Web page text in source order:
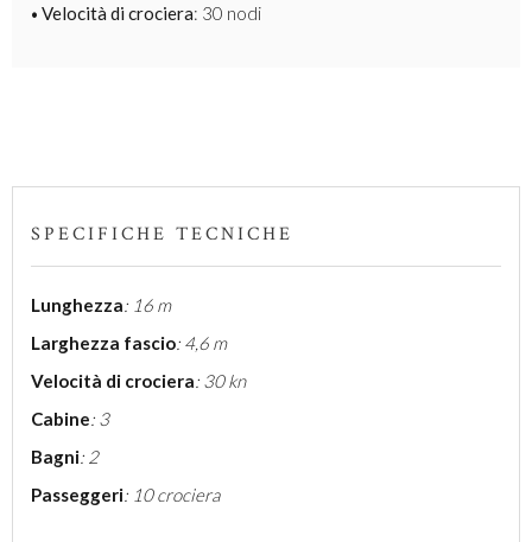
Velocità di crociera: 30 nodi
SPECIFICHE TECNICHE
Lunghezza: 16 m
Larghezza fascio: 4,6 m
Velocità di crociera: 30 kn
Cabine: 3
Bagni: 2
Passeggeri: 10 crociera